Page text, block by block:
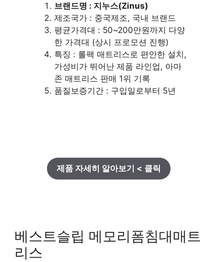
브랜드명 : 지누스(Zinus)
제조국가 : 중국제조, 국내 브랜드
평균가격대 : 50~200만원까지 다양
한 가격대 (상시 프로모션 진행)
특징 : 롤팩 매트리스로 편안한 설치,
가성비가 뛰어난 제품 라인업, 아마
존 매트리스 판매 1위 기록
품질보증기간 : 구입일로부터 5년
제품 자세히 알아보기 < 클릭
베스트슬립 메모리폼침대매트
리스